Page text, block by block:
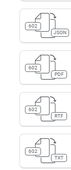
602
JSON
602
PDF
602
RTF
602
TXT